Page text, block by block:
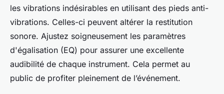
les vibrations indésirables en utilisant des pieds anti-
vibrations. Celles-ci peuvent altérer la restitution
sonore. Ajustez soigneusement les paramètres
d'égalisation (EQ) pour assurer une excellente
audibilité de chaque instrument. Cela permet au
public de profiter pleinement de l’événement.